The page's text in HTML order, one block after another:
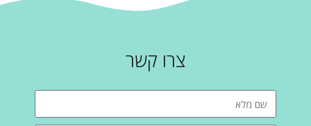
צרו קשר